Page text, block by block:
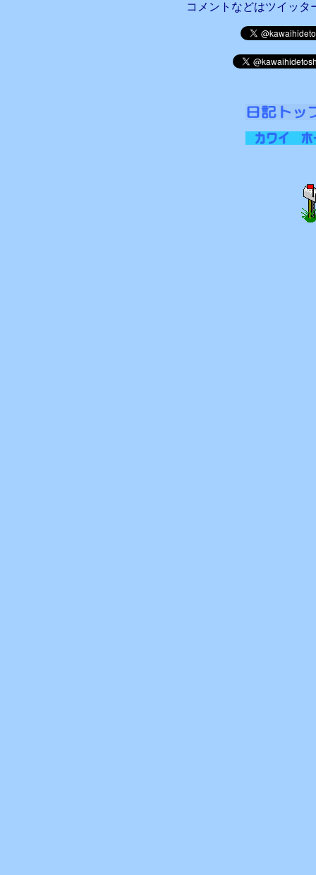
コメントなどはツイッタ